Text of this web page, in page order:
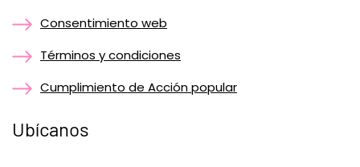
Consentimiento web
Términos y condiciones
Cumplimiento de Acción popular
Ubícanos